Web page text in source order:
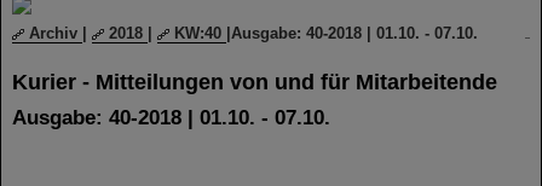
Archiv 2018 KW:40 Ausgabe: 40-2018 | 01.10. - 07.10.
Kurier - Mitteilungen von und für Mitarbeitende
Ausgabe: 40-2018 | 01.10. - 07.10.